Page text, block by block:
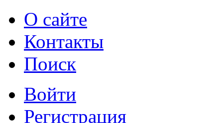
О сайте
Контакты
Поиск
Войти
Регистрация